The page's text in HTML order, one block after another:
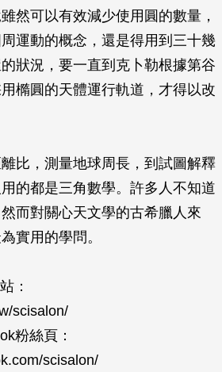
然可以有效減少使用圓的數量，
運動的概念，還是得用到三十幾
狀況，要一直到克卜勒根據第谷
橢圓的天體運行軌道，才得以改
比，測量地球周長，到試圖解釋
的都是三角數學。許多人不知道
而對關心天文學的古希臘人來
實用的學問。
：
scisalon/
粉絲頁：
scisalon/